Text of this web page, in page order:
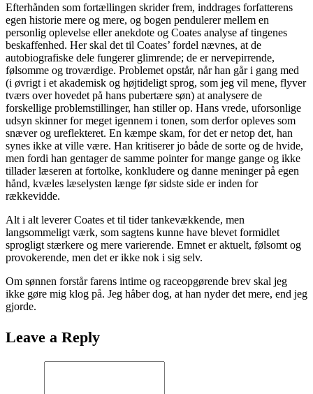
Efterhånden som fortællingen skrider frem, inddrages forfatterens
egen historie mere og mere, og bogen pendulerer mellem en
personlig oplevelse eller anekdote og Coates analyse af tingenes
beskaffenhed. Her skal det til Coates’ fordel nævnes, at de
autobiografiske dele fungerer glimrende; de er nervepirrende,
følsomme og troværdige. Problemet opstår, når han går i gang med
(i øvrigt i et akademisk og højtideligt sprog, som jeg vil mene, flyver
tværs over hovedet på hans pubertære søn) at analysere de
forskellige problemstillinger, han stiller op. Hans vrede, uforsonlige
udsyn skinner for meget igennem i tonen, som derfor opleves som
snæver og ureflekteret. En kæmpe skam, for det er netop det, han
synes ikke at ville være. Han kritiserer jo både de sorte og de hvide,
men fordi han gentager de samme pointer for mange gange og ikke
tillader læseren at fortolke, konkludere og danne meninger på egen
hånd, kvæles læselysten længe før sidste side er inden for
rækkevidde.
Alt i alt leverer Coates et til tider tankevækkende, men
langsommeligt værk, som sagtens kunne have blevet formidlet
sprogligt stærkere og mere varierende. Emnet er aktuelt, følsomt og
provokerende, men det er ikke nok i sig selv.
Om sønnen forstår farens intime og raceopgørende brev skal jeg
ikke gøre mig klog på. Jeg håber dog, at han nyder det mere, end jeg
gjorde.
Leave a Reply